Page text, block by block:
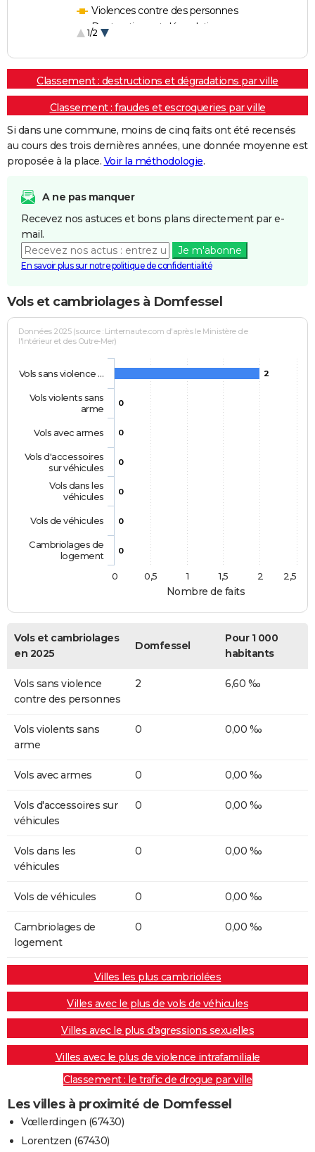
Violences contre des personnes
Destructions et dégradations
1/2
Classement : destructions et dégradations par ville
Classement : fraudes et escroqueries par ville
Si dans une commune, moins de cinq faits ont été recensés
au cours des trois dernières années, une donnée moyenne est
proposée à la place. Voir la méthodologie.
A ne pas manquer
Recevez nos astuces et bons plans directement par e-
mail.
Je m'abonne
En savoir plus sur notre politique de confidentialité
Vols et cambriolages à Domfessel
Nombre de faits
Données 2025 (source : Linternaute.com d'après le Ministère de
l'Intérieur et des Outre-Mer)
2
0
0
0
0
0
0
Vols sans violence …
Vols violents sans
arme
Vols avec armes
Vols d'accessoires
sur véhicules
Vols dans les
véhicules
Vols de véhicules
Cambriolages de
logement
0
0,5 1 1,5 2 2,5
Vols et cambriolages
en 2025
Domfessel
Pour 1 000
habitants
Vols sans violence
contre des personnes
2 6,60 ‰
Vols violents sans
arme
0 0,00 ‰
Vols avec armes 0 0,00 ‰
Vols d'accessoires sur
véhicules
0 0,00 ‰
Vols dans les
véhicules
0 0,00 ‰
Vols de véhicules 0 0,00 ‰
Cambriolages de
logement
0 0,00 ‰
Villes les plus cambriolées
Villes avec le plus de vols de véhicules
Villes avec le plus d'agressions sexuelles
Villes avec le plus de violence intrafamiliale
Classement : le trafic de drogue par ville
Les villes à proximité de Domfessel
Vœllerdingen (67430)
Lorentzen (67430)